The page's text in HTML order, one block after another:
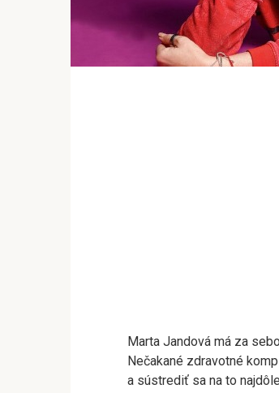
Marta Jandová má za
Nečakané zdravotné
a sústrediť sa na to